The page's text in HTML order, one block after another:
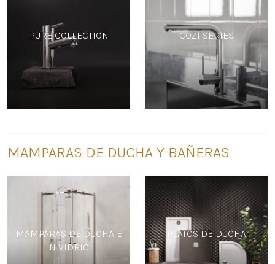
PURE COLLECTION COZI SERIES
MAMPARAS DE DUCHA Y BAÑERAS
MAMPARAS DE DUCHA E
N VIDRIO
PLATOS DE DUCHA